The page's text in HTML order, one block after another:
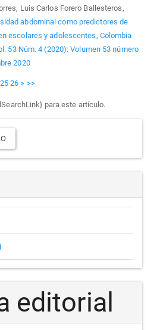
Luis Carlos Forero Ballesteros,
abdominal como predictores de
escolares y adolescentes, Colombia
53 Núm. 4 (2020): Volumen 53 número
2020
25 26 > >>
para este artículo.
editorial